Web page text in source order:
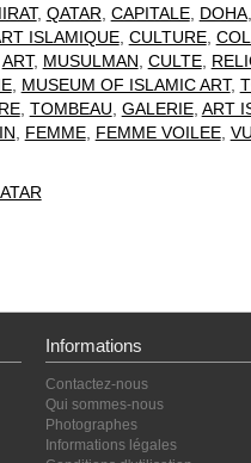
, QATAR CAPITALE, DOHA,
ISLAMIQUE, CULTURE,
ART, MUSULMAN CULTE,
, MUSEUM OF ISLAMIC ART,
, TOMBEAU GALERIE, ART
FEMME, FEMME VOILEE,
Informations
Contactez-nous
Qui sommes-nous
Photographes
Informations légales